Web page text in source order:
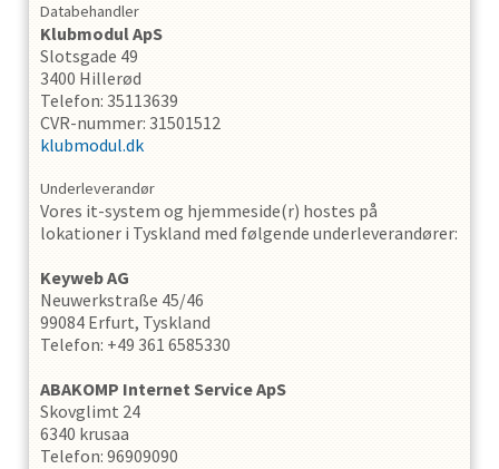
Databehandler
Klubmodul ApS
Slotsgade 49
3400 Hillerød
Telefon: 35113639
CVR-nummer: 31501512
klubmodul.dk
Underleverandør
Vores it-system og hjemmeside(r) hostes på
lokationer i Tyskland med følgende underleverandører:
Keyweb AG
Neuwerkstraße 45/46
99084 Erfurt, Tyskland
Telefon: +49 361 6585330
ABAKOMP Internet Service ApS
Skovglimt 24
6340 krusaa
Telefon: 96909090